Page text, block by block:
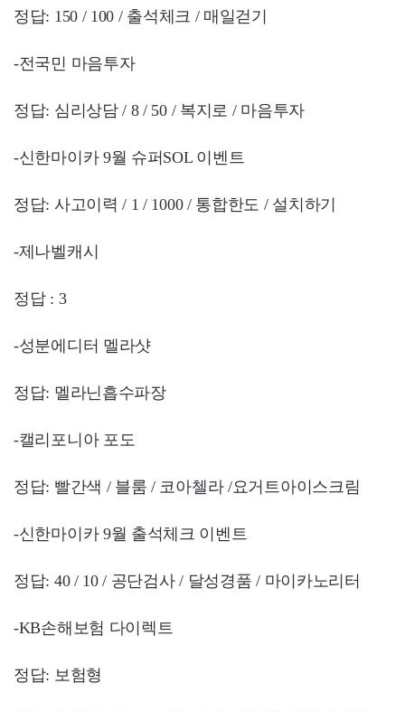
정답: 150 / 100 / 출석체크 / 매일걷기
-전국민 마음투자
정답: 심리상담 / 8 / 50 / 복지로 / 마음투자
-신한마이카 9월 슈퍼SOL 이벤트
정답: 사고이력 / 1 / 1000 / 통합한도 / 설치하기
-제나벨캐시
정답 : 3
-성분에디터 멜라샷
정답: 멜라닌흡수파장
-캘리포니아 포도
정답: 빨간색 / 블룸 / 코아첼라 /요거트아이스크림
-신한마이카 9월 출석체크 이벤트
정답: 40 / 10 / 공단검사 / 달성경품 / 마이카노리터
-KB손해보험 다이렉트
정답: 보험형